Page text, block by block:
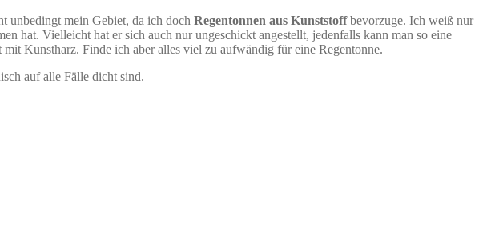
unbedingt mein Gebiet, da ich doch Regentonnen aus Kunststoffbevorzuge. Ich weiß nur
hat. Vielleicht hat er sich auch nur ungeschickt angestellt, jedenfalls kann man so eine
Kunstharz. Finde ich aber alles viel zu aufwändig für eine Regentonne.
auf alle Fälle dicht sind.